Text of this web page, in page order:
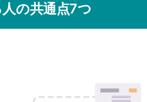
の共通点7つ